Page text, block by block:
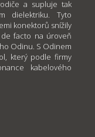
a supluje tak
dielektriku. Tyto
konektorů snížily
facto na úroveň
Odinu. S Odinem
který podle firmy
kabelového